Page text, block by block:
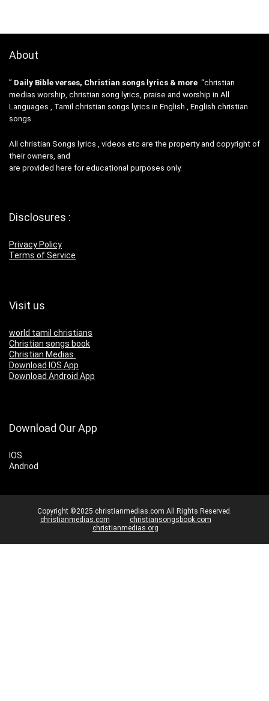
About
” Daily Bible verses, Christian songs lyrics & more “christian
medias worship, christian song lyrics, praise and worship in All
Languages , Tamil christian songs lyrics in English , English christian
songs .
All christian Songs lyrics , videos etc are the property and copyright of
their owners, and
are provided here for educational purposes only.
Disclosures :
Privacy Policy
Terms of Service
Visit us
world tamil christians
Christian songs book
Christian Medias
Download IOS App
Download Android App
Download Our App
IOS
Andriod
Copyright ©2025 christianmedias.com All Rights Reserved.
christianmedias.com
christiansongsbook.com
christianmedias.org